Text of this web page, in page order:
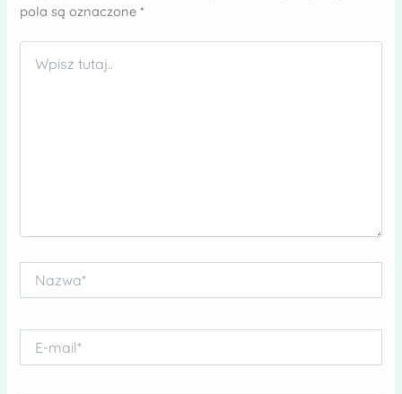
pola są oznaczone*
Wpisz
tutaj..
mail*